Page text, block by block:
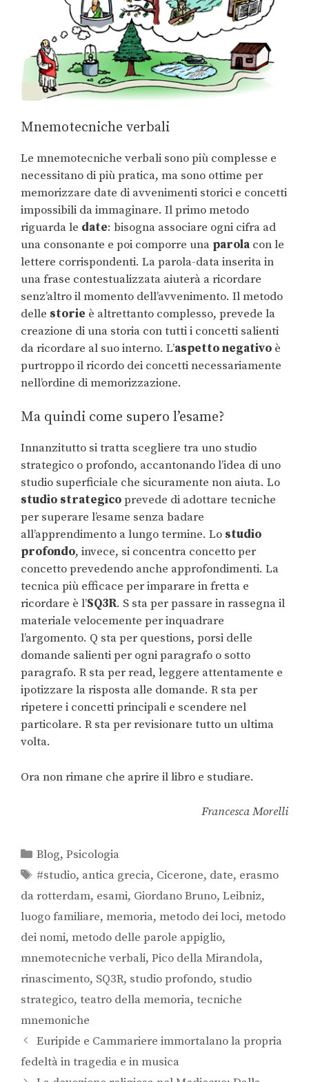
Mnemotecniche verbali
Le mnemotecniche verbali sono più complesse e
necessitano di più pratica, ma sono ottime per
memorizzare date di avvenimenti storici e concetti
impossibili da immaginare. Il primo metodo
riguarda le date: bisogna associare ogni cifra ad
una consonante e poi comporre una parola con le
lettere corrispondenti. La parola-data inserita in
una frase contestualizzata aiuterà a ricordare
senz’altro il momento dell’avvenimento. Il metodo
delle storie è altrettanto complesso, prevede la
creazione di una storia con tutti i concetti salienti
da ricordare al suo interno. L’aspetto negativo è
purtroppo il ricordo dei concetti necessariamente
nell’ordine di memorizzazione.
Ma quindi come supero l’esame?
Innanzitutto si tratta scegliere tra uno studio
strategico o profondo, accantonando l’idea di uno
studio superficiale che sicuramente non aiuta. Lo
studio strategicoprevede di adottare tecniche
per superare l’esame senza badare
all’apprendimento a lungo termine. Lo studio
profondo, invece, si concentra concetto per
concetto prevedendo anche approfondimenti. La
tecnica più efficace per imparare in fretta e
ricordare è l’SQ3R. S sta per passare in rassegna il
materiale velocemente per inquadrare
l’argomento. Q sta per questions, porsi delle
domande salienti per ogni paragrafo o sotto
paragrafo. R sta per read, leggere attentamente e
ipotizzare la risposta alle domande. R sta per
ripetere i concetti principali e scendere nel
particolare. R sta per revisionare tutto un ultima
volta.
Ora non rimane che aprire il libro e studiare.
Francesca Morelli
Blog,Psicologia
#studio, antica grecia, Cicerone, date, erasmo
da rotterdam, esami, Giordano Bruno, Leibniz,
luogo familiare, memoria, metodo dei loci, metodo
dei nomi, metodo delle parole appiglio,
mnemotecniche verbali, Pico della Mirandola,
rinascimento, SQ3R, studio profondo, studio
strategico, teatro della memoria, tecniche
mnemoniche
Euripide e Cammariere immortalano la propria
fedeltà in tragedia e in musica